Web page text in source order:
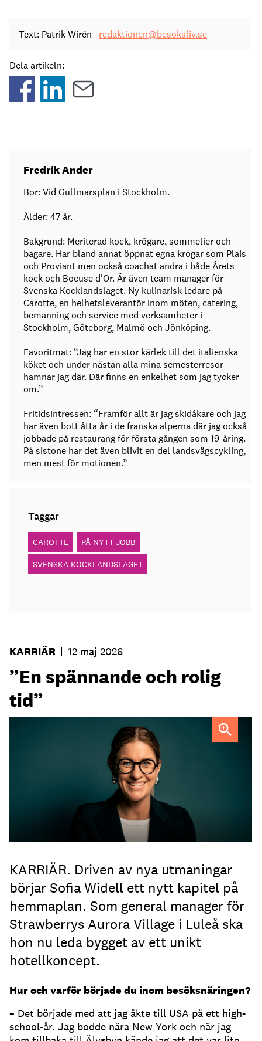
Text: Patrik Wirén redaktionen@besoksliv.se
Dela artikeln:
Fredrik Ander
Bor: Vid Gullmarsplan i Stockholm.
Ålder: 47 år.
Bakgrund: Meriterad kock, krögare, sommelier och
bagare. Har bland annat öppnat egna krogar som Plais
och Proviant men också coachat andra i både Årets
kock och Bocuse d'Or. Är även team manager för
Svenska Kocklandslaget. Ny kulinarisk ledare på
Carotte, en helhetsleverantör inom möten, catering,
bemanning och service med verksamheter i
Stockholm, Göteborg, Malmö och Jönköping.
Favoritmat: “Jag har en stor kärlek till det italienska
köket och under nästan alla mina semesterresor
hamnar jag där. Där finns en enkelhet som jag tycker
om.”
Fritidsintressen: “Framför allt är jag skidåkare och jag
har även bott åtta år i de franska alperna där jag också
jobbade på restaurang för första gången som 19-åring.
På sistone har det även blivit en del landsvägscykling,
men mest för motionen.”
Taggar
CAROTTE PÅ NYTT JOBB
SVENSKA KOCKLANDSLAGET
KARRIÄR | 12 maj 2026
”En spännande och rolig
tid”
FOTO: Johanna Fond
KARRIÄR. Driven av nya utmaningar
börjar Sofia Widell ett nytt kapitel på
hemmaplan. Som general manager för
Strawberrys Aurora Village i Luleå ska
hon nu leda bygget av ett unikt
hotellkoncept.
Hur och varför började du inom besöksnäringen?
– Det började med att jag åkte till USA på ett high-
school-år. Jag bodde nära New York och när jag